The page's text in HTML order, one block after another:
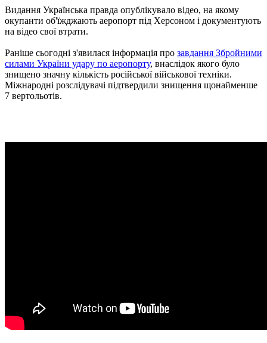
Видання Українська правда опублікувало відео, на якому
окупанти об'їжджають аеропорт під Херсоном і документують
на відео свої втрати.
Раніше сьогодні з'явилася інформація про завдання Збройними
силами України удару по аеропорту, внаслідок якого було
знищено значну кількість російської військової техніки.
Міжнародні розслідувачі підтвердили знищення щонайменше
7 вертольотів.